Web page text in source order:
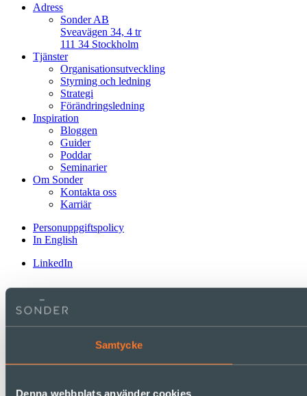
Samtycke
Denna webbplats använder cookies
Adress
Sonder AB
Sveavägen 34, 4 tr
111 34 Stockholm
Tjänster
Organisationsutveckling
Styrning och ledning
Strategi
Förändringsledning
Inspiration
Bloggen
Guider
Poddar
Seminarier
Om Sonder
Kontakta oss
Karriär
Personuppgifts­policy
In English
LinkedIn